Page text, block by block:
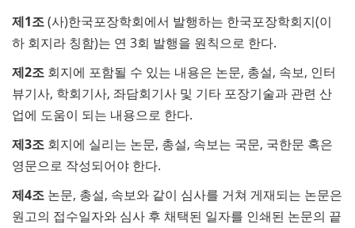
제1조(사)한국포장학회에서 발행하는 한국포장학회지(이
하 회지라 칭함)는 연 3회 발행을 원칙으로 한다.
제2조 회지에 포함될 수 있는 내용은 논문, 총설, 속보, 인터
뷰기사, 학회기사, 좌담회기사 및 기타 포장기술과 관련 산
업에 도움이 되는 내용으로 한다.
제3조 회지에 실리는 논문, 총설, 속보는 국문, 국한문 혹은
영문으로 작성되어야 한다.
제4조 논문, 총설, 속보와 같이 심사를 거쳐 게재되는 논문은
원고의 접수일자와 심사 후 채택된 일자를 인쇄된 논문의 끝